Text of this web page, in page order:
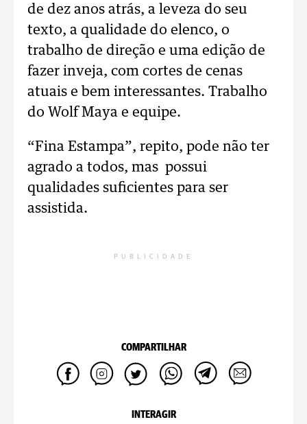
de dez anos atrás, a leveza do seu
texto, a qualidade do elenco, o
trabalho de direção e uma edição de
fazer inveja, com cortes de cenas
atuais e bem interessantes. Trabalho
do Wolf Maya e equipe.
“Fina Estampa”, repito, pode não ter
agrado a todos, mas possui
qualidades suficientes para ser
assistida.
PUBLICIDADE
COMPARTILHAR
INTERAGIR